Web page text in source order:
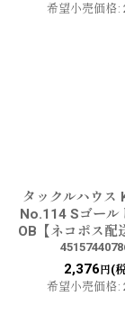
希望小売価格:
タックルハウス
No.114 Sゴール
OB【ネコポス配
2,376 円(
希望小売価格: